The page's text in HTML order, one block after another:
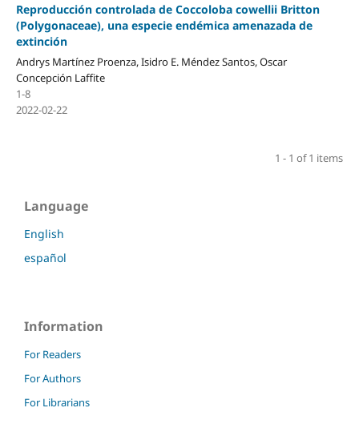
Reproducción controlada de Coccoloba cowellii Britton
(Polygonaceae), una especie endémica amenazada de
extinción
Andrys Martínez Proenza, Isidro E. Méndez Santos, Oscar
Concepción Laffite
1-8
2022-02-22
1 - 1 of 1 items
Language
English
español
Information
For Readers
For Authors
For Librarians